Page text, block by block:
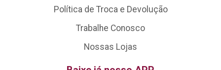
Política de Troca e Devolução
Trabalhe Conosco
Nossas Lojas